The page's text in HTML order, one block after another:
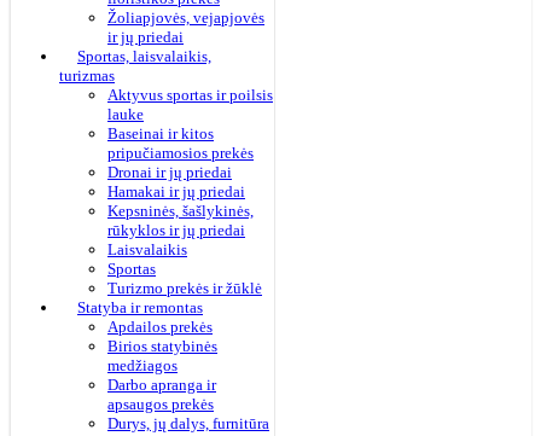
Žoliapjovės, vejapjovės
ir jų priedai
Sportas, laisvalaikis,
turizmas
Aktyvus sportas ir poilsis
lauke
Baseinai ir kitos
pripučiamosios prekės
Dronai ir jų priedai
Hamakai ir jų priedai
Kepsninės, šašlykinės,
rūkyklos ir jų priedai
Laisvalaikis
Sportas
Turizmo prekės ir žūklė
Statyba ir remontas
Apdailos prekės
Birios statybinės
medžiagos
Darbo apranga ir
apsaugos prekės
Durys, jų dalys, furnitūra